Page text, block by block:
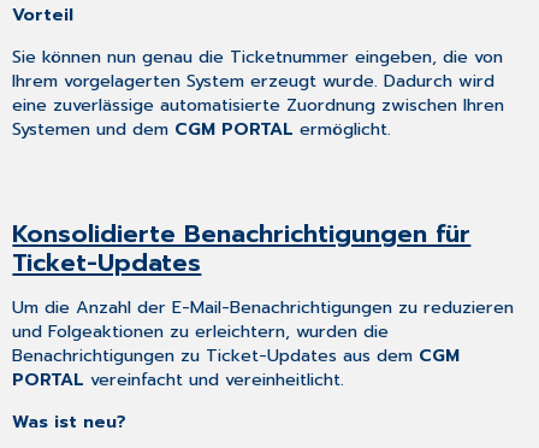
Vorteil
Sie können nun genau die Ticketnummer eingeben, die von
Ihrem vorgelagerten System erzeugt wurde. Dadurch wird
eine zuverlässige automatisierte Zuordnung zwischen Ihren
Systemen und dem CGM PORTAL ermöglicht.
Konsolidierte Benachrichtigungen für
Ticket-Updates
Um die Anzahl der E-Mail-Benachrichtigungen zu reduzieren
und Folgeaktionen zu erleichtern, wurden die
Benachrichtigungen zu Ticket-Updates aus dem CGM
PORTAL vereinfacht und vereinheitlicht.
Was ist neu?